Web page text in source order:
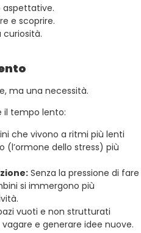
aspettative.
e scoprire.
ma una necessità.
il tempo lento:
che vivono a ritmi più lenti
(l’ormone dello stress) più
Senza la pressione di fare
si immergono più
vuoti e non strutturati
e generare idee nuove.